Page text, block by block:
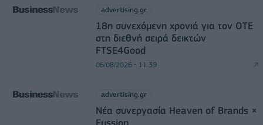
advertising.gr
18η συνεχόμενη χρονιά για τον ΟΤΕ
στη διεθνή σειρά δεικτών
FTSE4Good
06/08/2026 - 11:39
advertising.gr
Νέα συνεργασία Heaven of Brands ×